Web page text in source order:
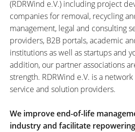
(RDRWind e.V.) including project
companies for removal, recycling
management, legal and consulting
providers, B2B portals, academic
institutions as well as startups and
addition, our partner associations
strength. RDRWind e.V. is a
service and solution providers.
We improve end-of-life
industry and facilitate